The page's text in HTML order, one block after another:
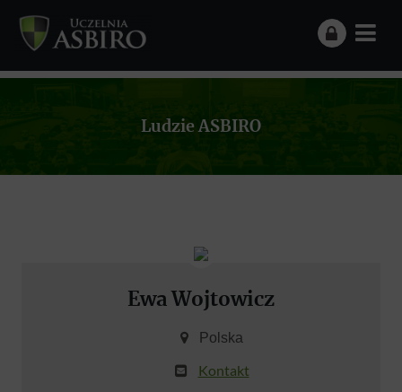
Ludzie ASBIRO
Ewa Wojtowicz
Polska
Kontakt